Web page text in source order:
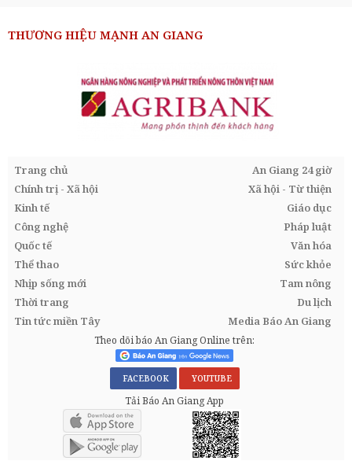
THƯƠNG HIỆU MẠNH AN GIANG
Trang chủ
An Giang 24 giờ
Chính trị - Xã hội
Xã hội - Từ thiện
Kinh tế
Giáo dục
Công nghệ
Pháp luật
Quốc tế
Văn hóa
Thể thao
Sức khỏe
Nhịp sống mới
Tam nông
Thời trang
Du lịch
Tin tức miền Tây
Media Báo An Giang
Theo dõi báo An Giang Online trên:
FACEBOOK YOUTUBE
Tải Báo An Giang App